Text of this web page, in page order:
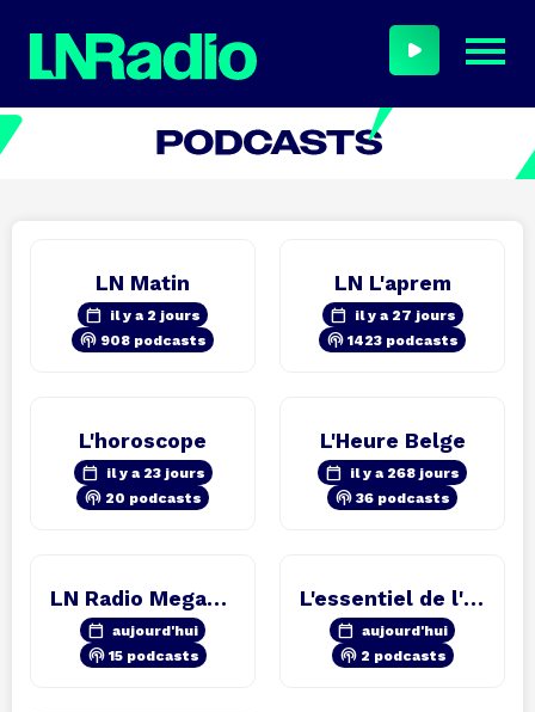
LN Matin
calendar_today il y a 2 jours
podcasts 908 podcasts
LN L'aprem
calendar_today il y a 27 jours
podcasts 1423 podcasts
L'horoscope
calendar_today il y a 23 jours
podcasts 20 podcasts
L'Heure Belge
calendar_today il y a 268 jours
podcasts 36 podcasts
LN Radio Megamix
calendar_today aujourd'hui
podcasts 15 podcasts
L'essentiel de l'info
calendar_today aujourd'hui
podcasts 2 podcasts